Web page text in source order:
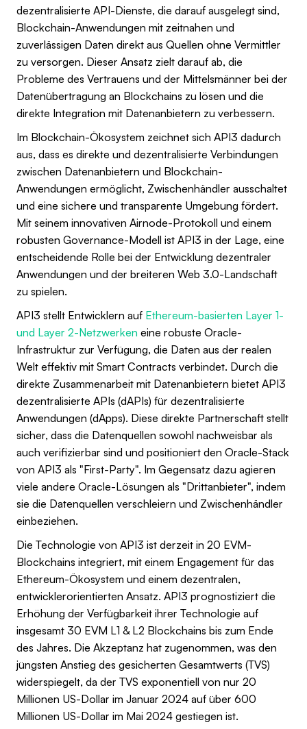
dezentralisierte API-Dienste, die darauf ausgelegt sind,
Blockchain-Anwendungen mit zeitnahen und
zuverlässigen Daten direkt aus Quellen ohne Vermittler
zu versorgen. Dieser Ansatz zielt darauf ab, die
Probleme des Vertrauens und der Mittelsmänner bei der
Datenübertragung an Blockchains zu lösen und die
direkte Integration mit Datenanbietern zu verbessern.
Im Blockchain-Ökosystem zeichnet sich API3 dadurch
aus, dass es direkte und dezentralisierte Verbindungen
zwischen Datenanbietern und Blockchain-
Anwendungen ermöglicht, Zwischenhändler ausschaltet
und eine sichere und transparente Umgebung fördert.
Mit seinem innovativen Airnode-Protokoll und einem
robusten Governance-Modell ist API3 in der Lage, eine
entscheidende Rolle bei der Entwicklung dezentraler
Anwendungen und der breiteren Web 3.0-Landschaft
zu spielen.
API3 stellt Entwicklern auf Ethereum-basierten Layer 1-
und Layer 2-Netzwerken eine robuste Oracle-
Infrastruktur zur Verfügung, die Daten aus der realen
Welt effektiv mit Smart Contracts verbindet. Durch die
direkte Zusammenarbeit mit Datenanbietern bietet API3
dezentralisierte APIs (dAPIs) für dezentralisierte
Anwendungen (dApps). Diese direkte Partnerschaft stellt
sicher, dass die Datenquellen sowohl nachweisbar als
auch verifizierbar sind und positioniert den Oracle-Stack
von API3 als "First-Party". Im Gegensatz dazu agieren
viele andere Oracle-Lösungen als "Drittanbieter", indem
sie die Datenquellen verschleiern und Zwischenhändler
einbeziehen.
Die Technologie von API3 ist derzeit in 20 EVM-
Blockchains integriert, mit einem Engagement für das
Ethereum-Ökosystem und einem dezentralen,
entwicklerorientierten Ansatz. API3 prognostiziert die
Erhöhung der Verfügbarkeit ihrer Technologie auf
insgesamt 30 EVM L1 & L2 Blockchains bis zum Ende
des Jahres. Die Akzeptanz hat zugenommen, was den
jüngsten Anstieg des gesicherten Gesamtwerts (TVS)
widerspiegelt, da der TVS exponentiell von nur 20
Millionen US-Dollar im Januar 2024 auf über 600
Millionen US-Dollar im Mai 2024 gestiegen ist.